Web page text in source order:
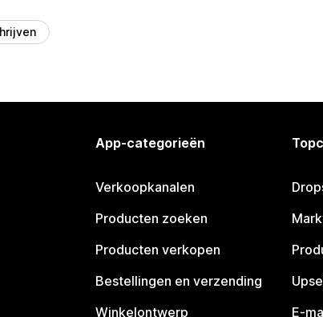
App-categorieën
Verkoopkanalen
Producten zoeken
Producten verkopen
Bestellingen en verzending
Winkelontwerp
E-